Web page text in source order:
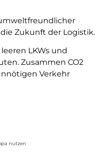
Zukunft der Logistik.
LKWs und
Zusammen CO2
Verkehr
nutzen